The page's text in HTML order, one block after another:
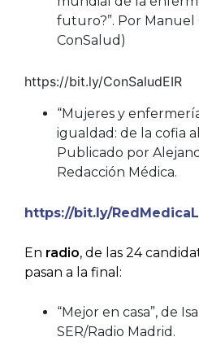
futuro?”. Por Manuel
ConSalud)
https://bit.ly/ConSaludEIR
“Mujeres y
igualdad: de la cofia
Publicado por
Redacción Médica.
https://bit.ly/
En radio, de las 24
pasan a la final:
“Mejor en casa”, de
SER/Radio Madrid.